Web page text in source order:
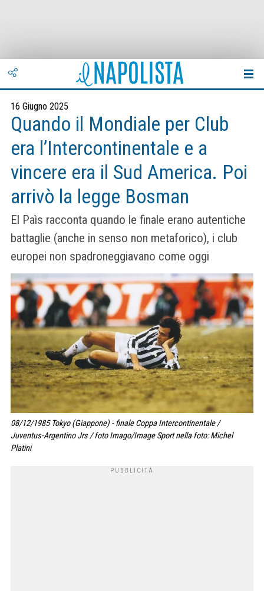
16 Giugno 2025
Quando il Mondiale per Club
era l’Intercontinentale e a
vincere era il Sud America. Poi
arrivò la legge Bosman
El Paìs racconta quando le finale erano autentiche
battaglie (anche in senso non metaforico), i club
europei non spadroneggiavano come oggi
08/12/1985 Tokyo (Giappone) - finale Coppa Intercontinentale /
Juventus-Argentino Jrs / foto Imago/Image Sport nella foto: Michel
Platini